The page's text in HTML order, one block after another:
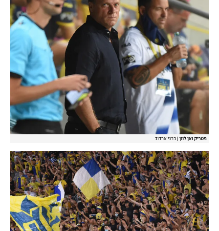
פטריק ואן לוון ברני ארדוב